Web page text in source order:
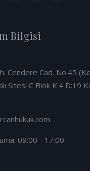
Bilgisi
Cendere Cad. No:45
Sitesi C Blok K:4 D:19
09:00 - 17:00